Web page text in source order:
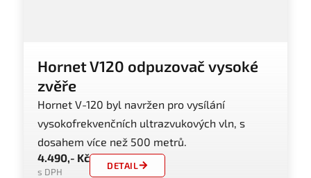
Hornet V120 odpuzovač vysoké
zvěře
Hornet V-120 byl navržen pro vysílání
vysokofrekvenčních ultrazvukových vln, s
dosahem více než 500 metrů.
4.490,- Kč
s DPH
DETAIL